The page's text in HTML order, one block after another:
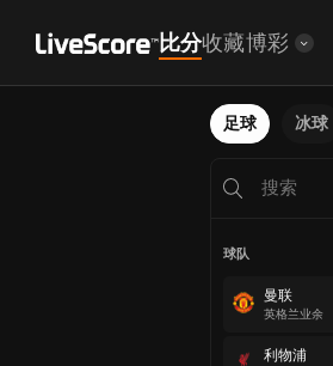
比分收藏博彩
足球 冰球
球队
曼联
英格兰业余
利物浦